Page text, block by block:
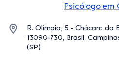
Psicólogo em
R. Olímpia, 5 - Chácara da
13090-730, Brasil,
(SP)